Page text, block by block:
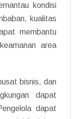
kondisi
kualitas
membantu
area
bisnis, dan
dapat
dapat